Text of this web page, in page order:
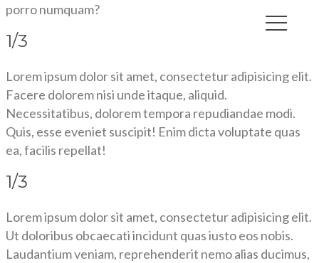
porro numquam?
1/3
Lorem ipsum dolor sit amet, consectetur adipisicing elit.
Facere dolorem nisi unde itaque, aliquid.
Necessitatibus, dolorem tempora repudiandae modi.
Quis, esse eveniet suscipit! Enim dicta voluptate quas
ea, facilis repellat!
1/3
Lorem ipsum dolor sit amet, consectetur adipisicing elit.
Ut doloribus obcaecati incidunt quas iusto eos nobis.
Laudantium veniam, reprehenderit nemo alias ducimus,